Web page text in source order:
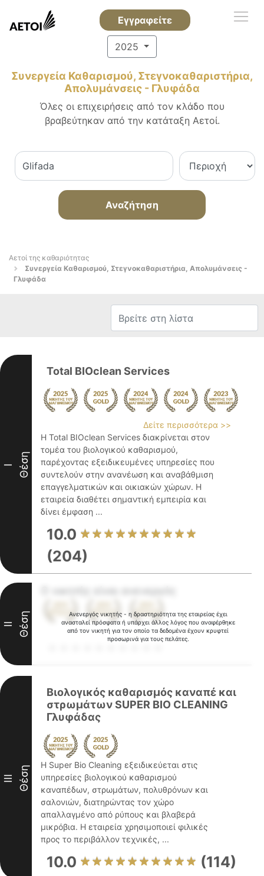
Εγγραφείτε
2025
Συνεργεία Καθαρισμού, Στεγνοκαθαριστήρια,
Απολυμάνσεις - Γλυφάδα
Όλες οι επιχειρήσεις από τον κλάδο που
βραβεύτηκαν από την κατάταξη Αετοί.
Αναζήτηση
Αετοί της καθαριότητας
Συνεργεία Καθαρισμού, Στεγνοκαθαριστήρια, Απολυμάνσεις -
Γλυφάδα
I Θέση
Total BIOclean Services
Δείτε περισσότερα >>
Η Total BIOclean Services διακρίνεται στον
τομέα του βιολογικού καθαρισμού,
παρέχοντας εξειδικευμένες υπηρεσίες που
συντελούν στην ανανέωση και αναβάθμιση
επαγγελματικών και οικιακών χώρων. Η
εταιρεία διαθέτει σημαντική εμπειρία και
δίνει έμφαση ...
10.0
(204)
Ανενεργός νικητής - η δραστηριότητα της εταιρείας έχει
ανασταλεί πρόσφατα ή υπάρχει άλλος λόγος που αναφέρθηκε
από τον νικητή για τον οποίο τα δεδομένα έχουν κρυφτεί
προσωρινά για τους πελάτες.
II Θέση
III Θέση
Βιολογικός καθαρισμός καναπέ και
στρωμάτων SUPER BIO CLEANING
Γλυφάδας
Η Super Bio Cleaning εξειδικεύεται στις
υπηρεσίες βιολογικού καθαρισμού
καναπέδων, στρωμάτων, πολυθρόνων και
σαλονιών, διατηρώντας τον χώρο
απαλλαγμένο από ρύπους και βλαβερά
μικρόβια. Η εταιρεία χρησιμοποιεί φιλικές
προς το περιβάλλον τεχνικές, ...
10.0 (114)